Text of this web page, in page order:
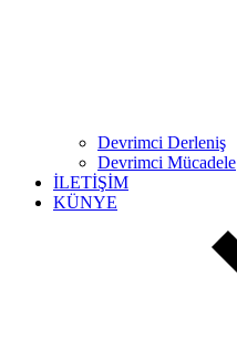
Devrimci Derleniş
Devrimci Mücadele
İLETİŞİM
KÜNYE